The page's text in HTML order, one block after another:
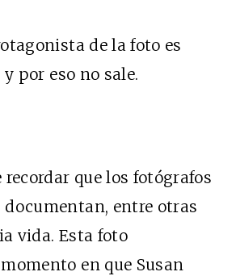
de la foto es
por eso no sale.
que los fotógrafos
entre otras
vida. Esta foto
en que Susan